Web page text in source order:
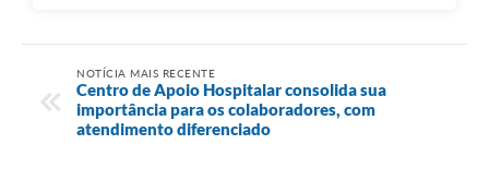
NOTÍCIA MAIS RECENTE
Centro de Apoio Hospitalar consolida sua
importância para os colaboradores, com
atendimento diferenciado